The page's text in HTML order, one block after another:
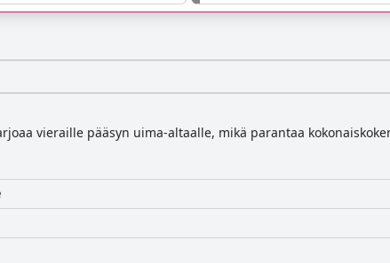
vieraille pääsyn uima-altaalle, mikä parantaa